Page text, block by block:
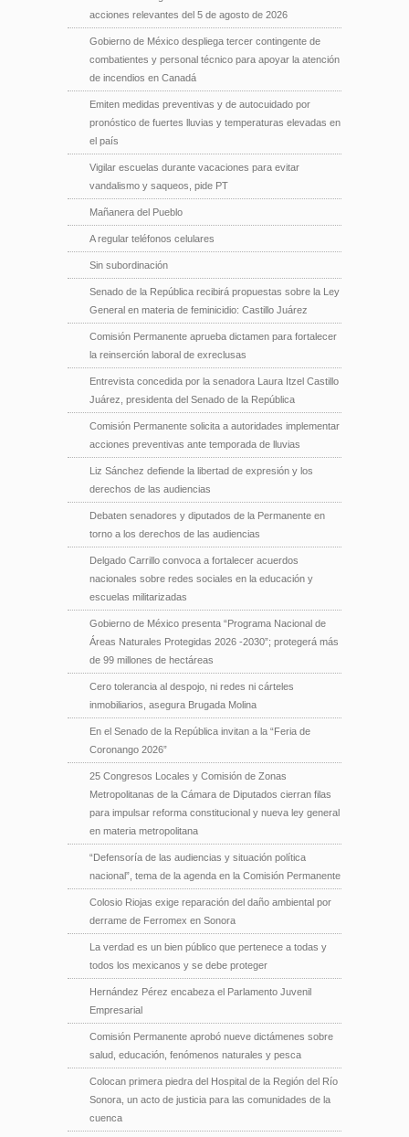
acciones relevantes del 5 de agosto de 2026
Gobierno de México despliega tercer contingente de
combatientes y personal técnico para apoyar la atención
de incendios en Canadá
Emiten medidas preventivas y de autocuidado por
pronóstico de fuertes lluvias y temperaturas elevadas en
el país
Vigilar escuelas durante vacaciones para evitar
vandalismo y saqueos, pide PT
Mañanera del Pueblo
A regular teléfonos celulares
Sin subordinación
Senado de la República recibirá propuestas sobre la Ley
General en materia de feminicidio: Castillo Juárez
Comisión Permanente aprueba dictamen para fortalecer
la reinserción laboral de exreclusas
Entrevista concedida por la senadora Laura Itzel Castillo
Juárez, presidenta del Senado de la República
Comisión Permanente solicita a autoridades implementar
acciones preventivas ante temporada de lluvias
Liz Sánchez defiende la libertad de expresión y los
derechos de las audiencias
Debaten senadores y diputados de la Permanente en
torno a los derechos de las audiencias
Delgado Carrillo convoca a fortalecer acuerdos
nacionales sobre redes sociales en la educación y
escuelas militarizadas
Gobierno de México presenta “Programa Nacional de
Áreas Naturales Protegidas 2026 -2030”; protegerá más
de 99 millones de hectáreas
Cero tolerancia al despojo, ni redes ni cárteles
inmobiliarios, asegura Brugada Molina
En el Senado de la República invitan a la “Feria de
Coronango 2026”
25 Congresos Locales y Comisión de Zonas
Metropolitanas de la Cámara de Diputados cierran filas
para impulsar reforma constitucional y nueva ley general
en materia metropolitana
“Defensoría de las audiencias y situación política
nacional”, tema de la agenda en la Comisión Permanente
Colosio Riojas exige reparación del daño ambiental por
derrame de Ferromex en Sonora
La verdad es un bien público que pertenece a todas y
todos los mexicanos y se debe proteger
Hernández Pérez encabeza el Parlamento Juvenil
Empresarial
Comisión Permanente aprobó nueve dictámenes sobre
salud, educación, fenómenos naturales y pesca
Colocan primera piedra del Hospital de la Región del Río
Sonora, un acto de justicia para las comunidades de la
cuenca